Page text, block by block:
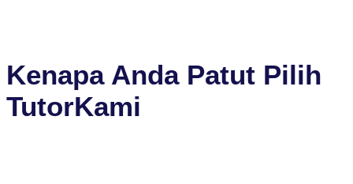
Kenapa Anda Patut Pilih
TutorKami